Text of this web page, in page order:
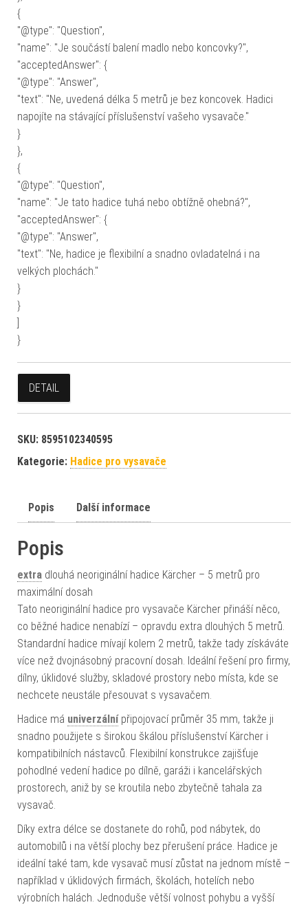
{
"@type": "Question",
"name": "Je součástí balení madlo nebo koncovky?",
"acceptedAnswer": {
"@type": "Answer",
"text": "Ne, uvedená délka 5 metrů je bez koncovek. Hadici
napojíte na stávající příslušenství vašeho vysavače."
}
},
{
"@type": "Question",
"name": "Je tato hadice tuhá nebo obtížně ohebná?",
"acceptedAnswer": {
"@type": "Answer",
"text": "Ne, hadice je flexibilní a snadno ovladatelná i na
velkých plochách."
}
}
]
}
DETAIL
SKU: 8595102340595
Kategorie: Hadice pro vysavače
Popis Další informace
Popis
extra dlouhá neoriginální hadice Kärcher – 5 metrů pro
maximální dosah
Tato neoriginální hadice pro vysavače Kärcher přináší něco,
co běžné hadice nenabízí – opravdu extra dlouhých 5 metrů.
Standardní hadice mívají kolem 2 metrů, takže tady získáváte
více než dvojnásobný pracovní dosah. Ideální řešení pro firmy,
dílny, úklidové služby, skladové prostory nebo místa, kde se
nechcete neustále přesouvat s vysavačem.
Hadice má univerzálnípřipojovací průměr 35 mm, takže ji
snadno použijete s širokou škálou příslušenství Kärcher i
kompatibilních nástavců. Flexibilní konstrukce zajišťuje
pohodlné vedení hadice po dílně, garáži i kancelářských
prostorech, aniž by se kroutila nebo zbytečně tahala za
vysavač.
Díky extra délce se dostanete do rohů, pod nábytek, do
automobilů i na větší plochy bez přerušení práce. Hadice je
ideální také tam, kde vysavač musí zůstat na jednom místě –
například v úklidových firmách, školách, hotelích nebo
výrobních halách. Jednoduše větší volnost pohybu a vyšší